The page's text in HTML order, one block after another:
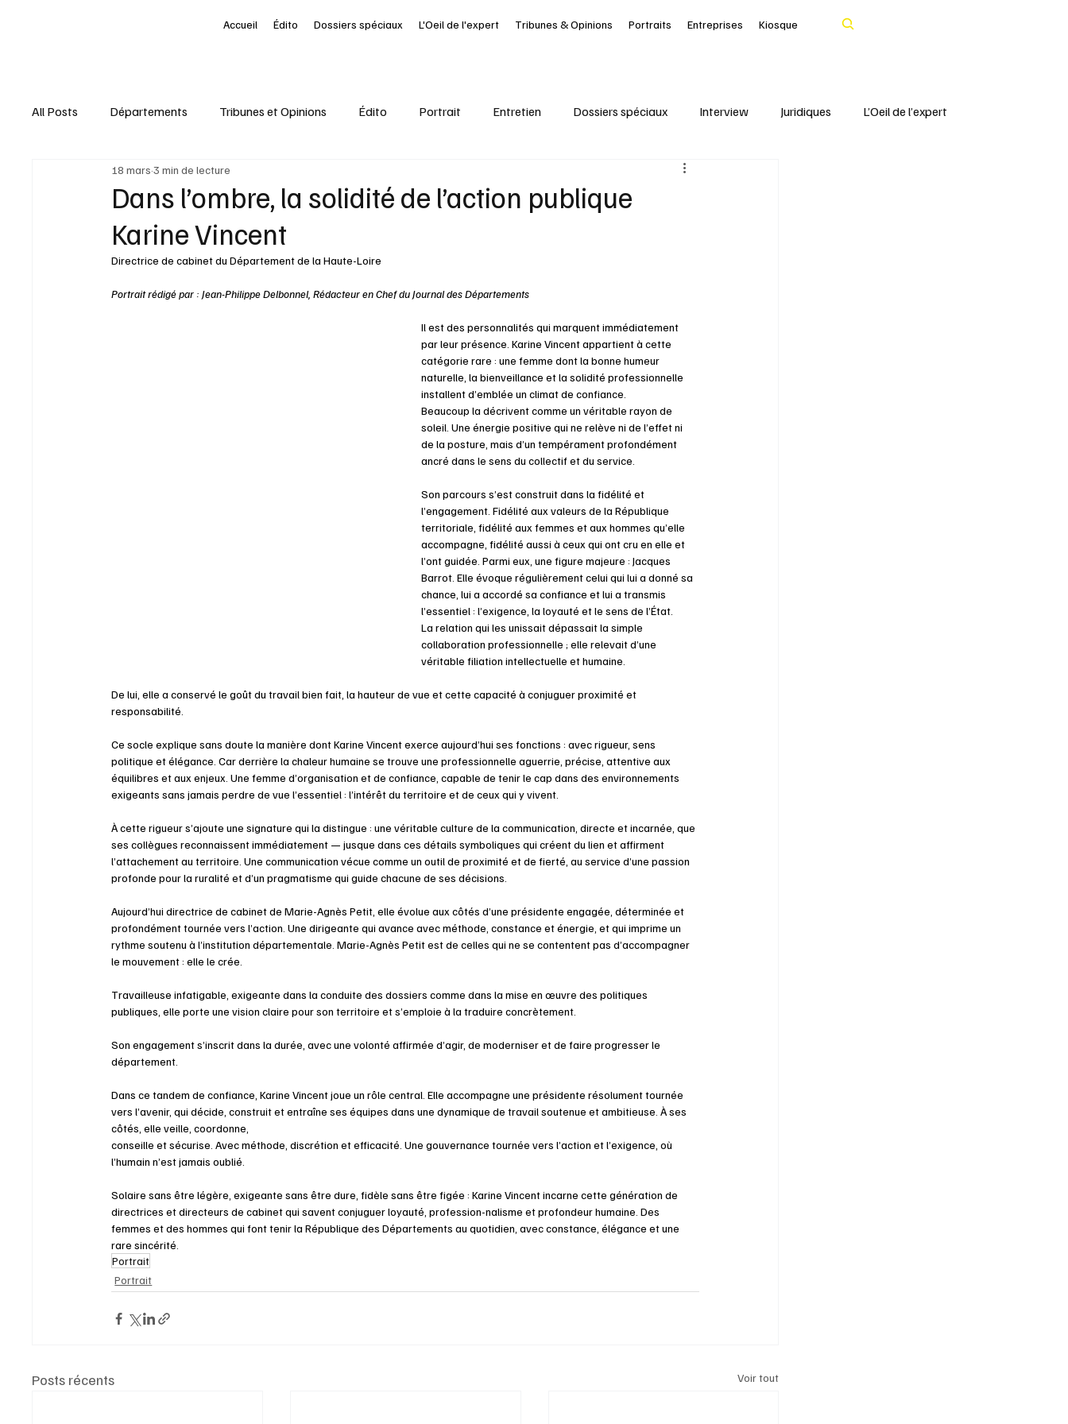
Accueil Édito Dossiers spéciaux L'Oeil de l'expert Tribunes & Opinions Portraits Entreprises Kiosque
All Posts Départements Tribunes et Opinions Édito Portrait Entretien Dossiers spéciaux Interview Juridiques L’Oeil de l’expert
Nominations Entreprises Kiosque
À la une des Départements
Baromètre
Dans l’ombre, la solidité de l’action publique
Karine Vincent
18 mars 3 min de lecture
Directrice de cabinet du Département de la Haute-Loire
Portrait rédigé par : Jean-Philippe Delbonnel, Rédacteur en Chef du Journal des Départements
Il est des personnalités qui marquent immédiatement
par leur présence. Karine Vincent appartient à cette
catégorie rare : une femme dont la bonne humeur
naturelle, la bienveillance et la solidité professionnelle
installent d’emblée un climat de confiance.
Beaucoup la décrivent comme un véritable rayon de
soleil. Une énergie positive qui ne relève ni de l’effet ni
de la posture, mais d’un tempérament profondément
ancré dans le sens du collectif et du service.
Son parcours s’est construit dans la fidélité et
l’engagement. Fidélité aux valeurs de la République
territoriale, fidélité aux femmes et aux hommes qu’elle
accompagne, fidélité aussi à ceux qui ont cru en elle et
l’ont guidée. Parmi eux, une figure majeure : Jacques
Barrot. Elle évoque régulièrement celui qui lui a donné sa
chance, lui a accordé sa confiance et lui a transmis
l’essentiel : l’exigence, la loyauté et le sens de l’État.
La relation qui les unissait dépassait la simple
collaboration professionnelle ; elle relevait d’une
véritable filiation intellectuelle et humaine.
De lui, elle a conservé le goût du travail bien fait, la hauteur de vue et cette capacité à conjuguer proximité et
responsabilité.
Ce socle explique sans doute la manière dont Karine Vincent exerce aujourd’hui ses fonctions : avec rigueur, sens
politique et élégance. Car derrière la chaleur humaine se trouve une professionnelle aguerrie, précise, attentive aux
équilibres et aux enjeux. Une femme d’organisation et de confiance, capable de tenir le cap dans des environnements
exigeants sans jamais perdre de vue l’essentiel : l’intérêt du territoire et de ceux qui y vivent.
À cette rigueur s’ajoute une signature qui la distingue : une véritable culture de la communication, directe et incarnée, que
ses collègues reconnaissent immédiatement — jusque dans ces détails symboliques qui créent du lien et affirment
l’attachement au territoire. Une communication vécue comme un outil de proximité et de fierté, au service d’une passion
profonde pour la ruralité et d’un pragmatisme qui guide chacune de ses décisions.
Aujourd’hui directrice de cabinet de Marie-Agnès Petit, elle évolue aux côtés d’une présidente engagée, déterminée et
profondément tournée vers l’action. Une dirigeante qui avance avec méthode, constance et énergie, et qui imprime un
rythme soutenu à l’institution départementale. Marie-Agnès Petit est de celles qui ne se contentent pas d’accompagner
le mouvement : elle le crée.
Travailleuse infatigable, exigeante dans la conduite des dossiers comme dans la mise en œuvre des politiques
publiques, elle porte une vision claire pour son territoire et s’emploie à la traduire concrètement.
Son engagement s’inscrit dans la durée, avec une volonté affirmée d’agir, de moderniser et de faire progresser le
département.
Dans ce tandem de confiance, Karine Vincent joue un rôle central. Elle accompagne une présidente résolument tournée
vers l’avenir, qui décide, construit et entraîne ses équipes dans une dynamique de travail soutenue et ambitieuse. À ses
côtés, elle veille, coordonne,
conseille et sécurise. Avec méthode, discrétion et efficacité. Une gouvernance tournée vers l’action et l’exigence, où
l’humain n’est jamais oublié.
Solaire sans être légère, exigeante sans être dure, fidèle sans être figée : Karine Vincent incarne cette génération de
directrices et directeurs de cabinet qui savent conjuguer loyauté, profession-nalisme et profondeur humaine. Des
femmes et des hommes qui font tenir la République des Départements au quotidien, avec constance, élégance et une
rare sincérité.
Portrait
Portrait
Posts récents Voir tout